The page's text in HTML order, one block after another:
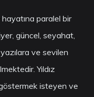
hayatına paralel bir
güncel, seyahat,
ve sevilen
Yıldız
isteyen ve